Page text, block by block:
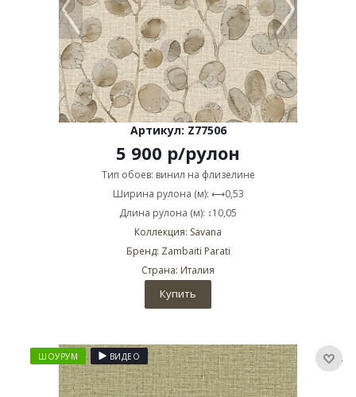
Артикул: Z77506
5 900 р/рулон
Тип обоев: винил на флизелине
Ширина рулона (м): ⟷0,53
Длина рулона (м): ↕10,05
Коллекция: Savana
Бренд: Zambaiti Parati
Страна: Италия
Купить
ШОУРУМ ВИДЕО